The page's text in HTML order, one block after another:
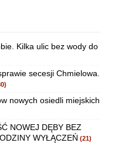
Kilka ulic bez wody do
secesji Chmielowa.
nowych osiedli miejskich
NOWEJ DĘBY BEZ
WYŁĄCZEŃ (21)